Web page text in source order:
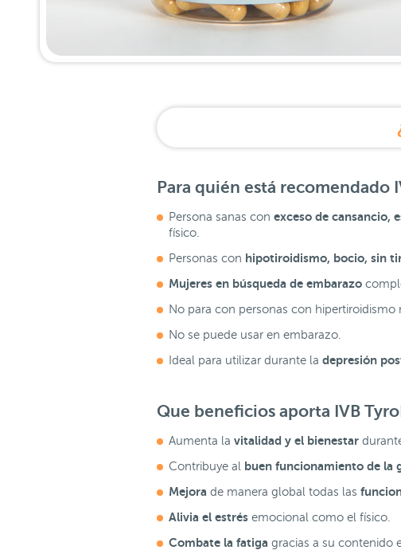
Para quién está recomendado
Persona sanas con exceso de cansancio,
físico.
Personas con hipotiroidismo, bocio, sin
Mujeres en búsqueda de embarazo
No para con personas con hipertiroidismo
No se puede usar en embarazo.
Ideal para utilizar durante la depresión
Que beneficios aporta IVB
Aumenta la vitalidad y el bienestar
Contribuye al buen funcionamiento de la
Mejora de manera global todas las
Alivia el estrés emocional como el físico.
Combate la fatiga gracias a su contenido